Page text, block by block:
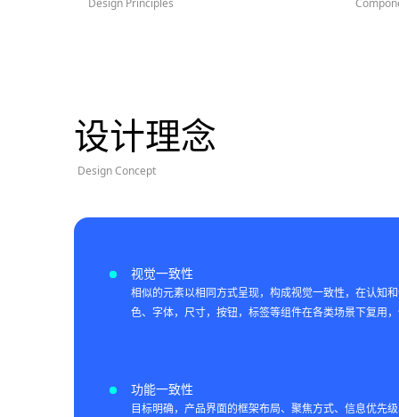
Design Principles
设计理念
Design Concept
视觉一致性
相似的元素以相同方式呈现，构成视觉一致性，在认知
色、字体，尺寸，按钮，标签等组件在各类场景下复用
功能一致性
目标明确，产品界面的框架布局、聚焦方式、信息优先